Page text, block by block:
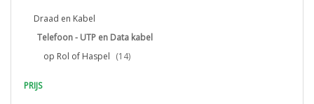
Draad en Kabel
Telefoon - UTP en Data kabel
op Rol of Haspel (14)
PRIJS